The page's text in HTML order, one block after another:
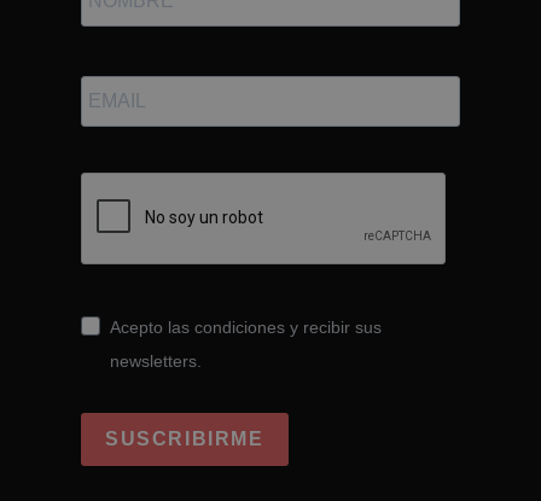
Acepto las condiciones y recibir sus
newsletters.
SUSCRIBIRME